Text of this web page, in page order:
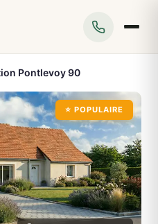
Pontlevoy 90
⭐ POPULAIRE